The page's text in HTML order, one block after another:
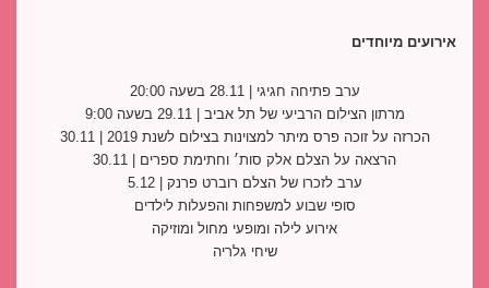
אירועים מיוחדים
ערב פתיחה חגיגי | 28.11 בשעה 20:00
מרתון הצילום הרביעי של תל אביב | 29.11 בשעה 9:00
הכרזה על זוכה פרס מיתר למצוינות בצילום לשנת 2019 | 30.11
הרצאה על הצלם אלק סות׳ וחתימת ספרים | 30.11
ערב לזכרו של הצלם רוברט פרנק | 5.12
סופי שבוע למשפחות והפעלות לילדים
אירוע לילה ומופעי מחול ומוזיקה
שיחי גלריה